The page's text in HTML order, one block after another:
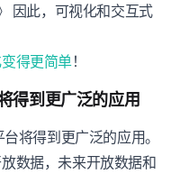
因此，可视化和交互式
得更简单！
得到更广泛的应用
将得到更广泛的应用。
数据，未来开放数据和